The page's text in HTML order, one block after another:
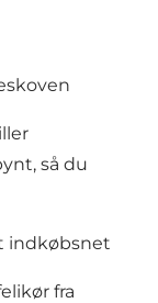
så du
indkøbsnet
fra